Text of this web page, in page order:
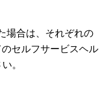
場合は、それぞれの
セルフサービスヘル
。